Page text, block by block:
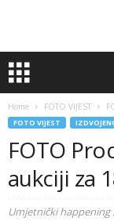
Home FOTO VIJEST
FOTO VIJEST
FOTO
aukciji za
Umjetnički happening